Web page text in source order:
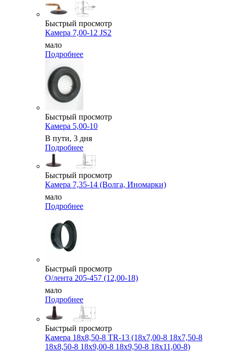
Быстрый просмотр
Камера 7,00-12 JS2
мало
Подробнее
Быстрый просмотр
Камера 5,00-10
В пути, 3 дня
Подробнее
Быстрый просмотр
Камера 7,35-14 (Волга, Иномарки)
мало
Подробнее
Быстрый просмотр
О/лента 205-457 (12,00-18)
мало
Подробнее
Быстрый просмотр
Камера 18x8,50-8 TR-13 (18x7,00-8 18x7,50-8
18x8,50-8 18x9,00-8 18x9,50-8 18x11,00-8)